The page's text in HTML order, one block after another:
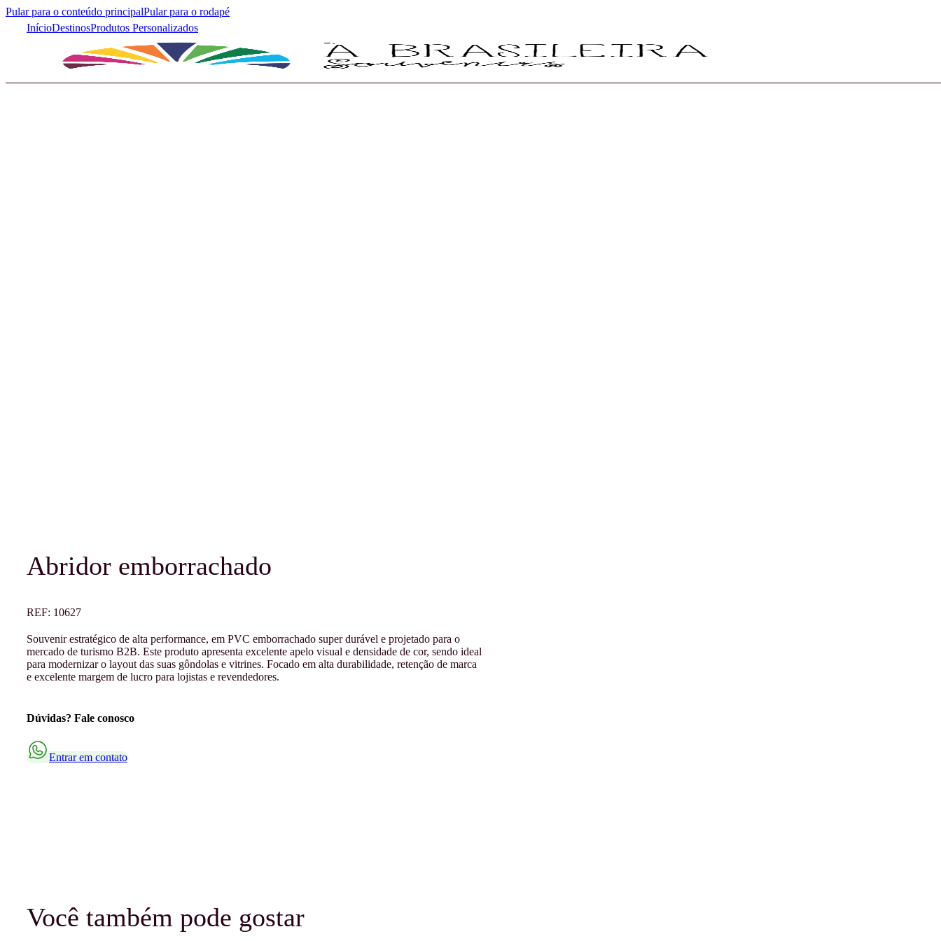
Pular para o conteúdo principalPular para o rodapé
InícioDestinosProdutos Personalizados
Abridor emborrachado
REF: 10627
Souvenir estratégico de alta performance, em PVC emborrachado super durável e projetado para o
mercado de turismo B2B. Este produto apresenta excelente apelo visual e densidade de cor, sendo ideal
para modernizar o layout das suas gôndolas e vitrines. Focado em alta durabilidade, retenção de marca
e excelente margem de lucro para lojistas e revendedores.
Dúvidas? Fale conosco
Entrar em contato
Você também pode gostar